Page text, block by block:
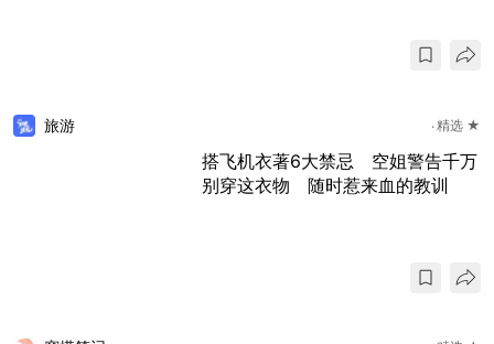
旅游 精选 ★
搭飞机衣著6大禁忌 空姐警告千万
别穿这衣物 随时惹来血的教训